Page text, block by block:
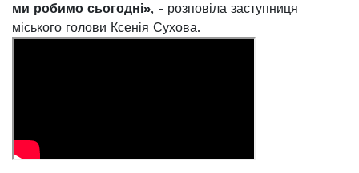
ми робимо сьогодні», - розповіла заступниця
міського голови Ксенія Сухова.